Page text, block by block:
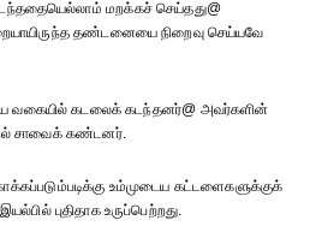
மறக்கச் செய்தது@
தண்டனையை நிறைவு செய்யவே
வகையில் கடலைக் கடந்தனர்@ அவர்களின்
சாவைக் கண்டனர்.
உம்முடைய கட்டளைகளுக்குக்
புதிதாக உருப்பெற்றது.